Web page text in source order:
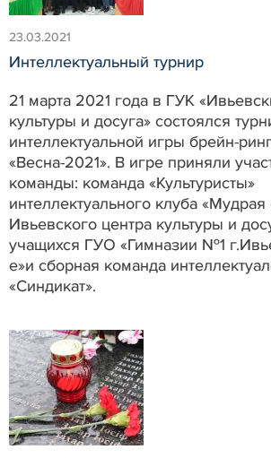
23.03.2021
Интеллектуальный турнир
21 марта 2021 года в ГУК
культуры и досуга» состоялся
интеллектуальной игры брейн-
«Весна-2021». В игре приняли
команды: команда «Культуристы»
интеллектуального клуба «Мудрая
Ивьевского центра культуры и
учащихся ГУО «Гимназии №1
е»и сборная команда
«Синдикат».